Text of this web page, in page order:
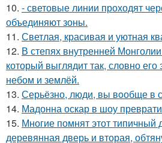
10. - световые линии проходят
объединяют зоны.
11. Светлая, красивая и уютная
12. В степях внутренней
который выглядит так, словно
небом и землёй.
13. Серьёзно, люди, вы вoобще в
14. Мадонна оскар в шоу
15. Многие помнят этот типичный
деревянная дверь и вторая,